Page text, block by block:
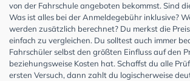
von der Fahrschule angeboten bekommst. Sind
Was ist alles bei der Anmeldegebühr inklusive?
werden zusätzlich berechnet? Du merkst die
einfach zu vergleichen. Du solltest auch immer
Fahrschüler selbst den größten Einfluss auf den
beziehungsweise Kosten hat. Schaffst du alle
ersten Versuch, dann zahlt du logischerweise